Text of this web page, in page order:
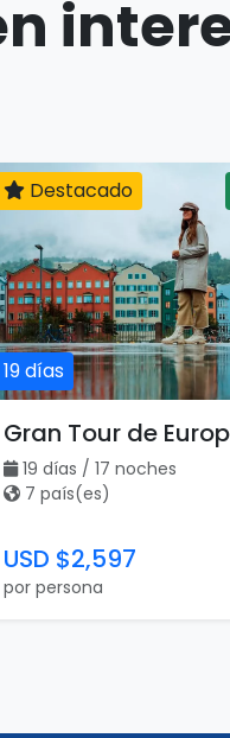
19 días
Destacado
Gran Tour de
19 días / 17 noches
7 país(es)
USD $2,597
por persona